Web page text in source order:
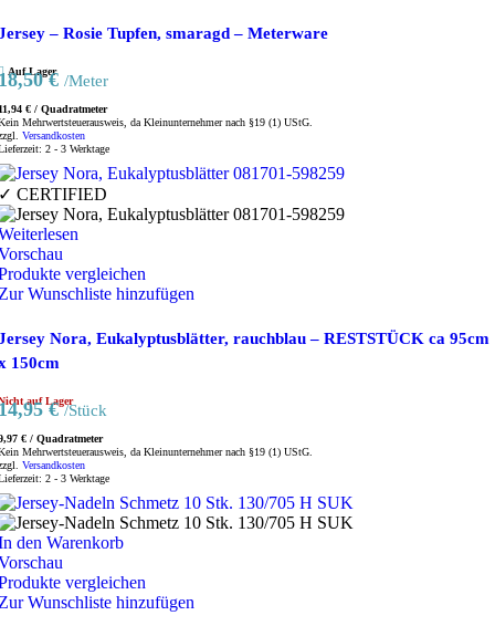
– Rosie Tupfen, smaragd – Meterware
Auf Lager
€ /Meter
€ / Quadratmeter
Mehrwertsteuerausweis, da Kleinunternehmer nach §19 (1) UStG.
Versandkosten
2 - 3 Werktage
CERTIFIED
vergleichen
Wunschliste hinzufügen
Nora, Eukalyptusblätter, rauchblau – RESTSTÜCK ca 95cm
150cm
auf Lager
€ /Stück
€ / Quadratmeter
Mehrwertsteuerausweis, da Kleinunternehmer nach §19 (1) UStG.
Versandkosten
2 - 3 Werktage
den Warenkorb
vergleichen
Wunschliste hinzufügen